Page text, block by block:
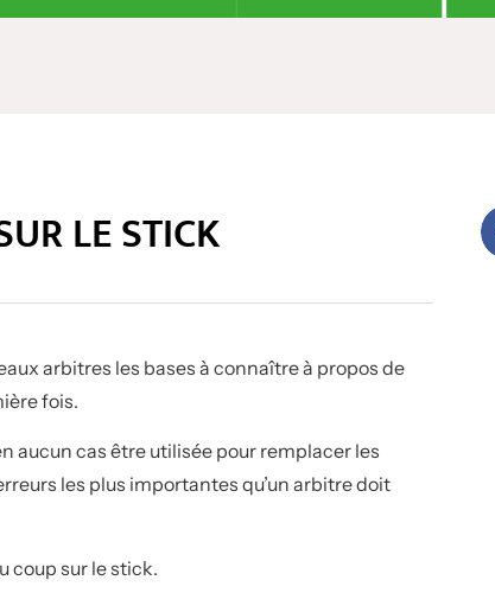
LE STICK
arbitres les bases à connaître à propos de
fois.
aucun cas être utilisée pour remplacer les
les plus importantes qu’un arbitre doit
coup sur le stick.